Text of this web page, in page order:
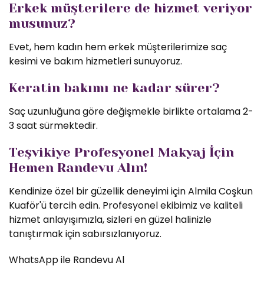
Erkek müşterilere de hizmet veriyor
musunuz?
Evet, hem kadın hem erkek müşterilerimize saç
kesimi ve bakım hizmetleri sunuyoruz.
Keratin bakımı ne kadar sürer?
Saç uzunluğuna göre değişmekle birlikte ortalama 2-
3 saat sürmektedir.
Teşvikiye Profesyonel Makyaj İçin
Hemen Randevu Alın!
Kendinize özel bir güzellik deneyimi için Almila Coşkun
Kuaför'ü tercih edin. Profesyonel ekibimiz ve kaliteli
hizmet anlayışımızla, sizleri en güzel halinizle
tanıştırmak için sabırsızlanıyoruz.
WhatsApp ile Randevu Al